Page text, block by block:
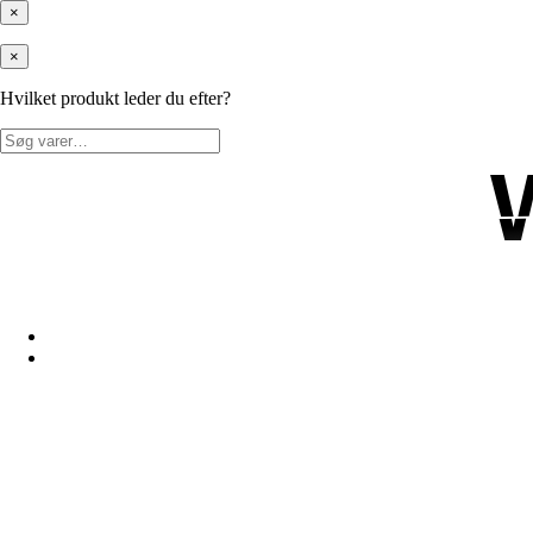
×
×
Hvilket produkt leder du efter?
Søg
efter: